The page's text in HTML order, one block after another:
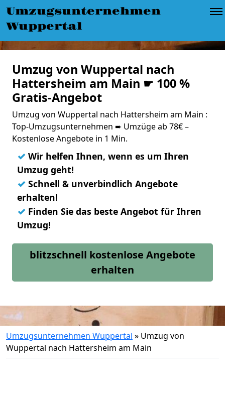
Umzugsunternehmen
Wuppertal
Umzug von Wuppertal nach
Hattersheim am Main ☛ 100 %
Gratis-Angebot
Umzug von Wuppertal nach Hattersheim am Main :
Top-Umzugsunternehmen ➨ Umzüge ab 78€ –
Kostenlose Angebote in 1 Min.
✓ Wir helfen Ihnen, wenn es um Ihren
Umzug geht!
✓ Schnell & unverbindlich Angebote
erhalten!
✓ Finden Sie das beste Angebot für Ihren
Umzug!
blitzschnell kostenlose Angebote
erhalten
Umzugsunternehmen Wuppertal » Umzug von
Wuppertal nach Hattersheim am Main